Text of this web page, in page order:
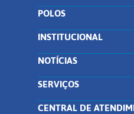
POLOS
INSTITUCIONAL
NOTÍCIAS
SERVIÇOS
CENTRAL DE